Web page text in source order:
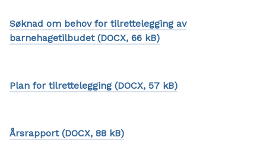
Søknad om behov for tilrettelegging av
barnehagetilbudet(DOCX, 66 kB)
Plan for tilrettelegging (DOCX, 57 kB)
Årsrapport(DOCX, 88 kB)